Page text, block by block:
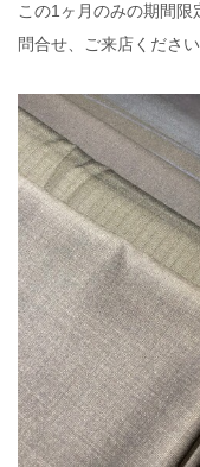
この1ヶ月のみの期間
問合せ、ご来店くださ